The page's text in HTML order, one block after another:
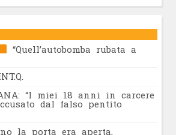
“Quell’autobomba rubata a
“I miei 18 anni in carcere
dal falso pentito
la porta era aperta,